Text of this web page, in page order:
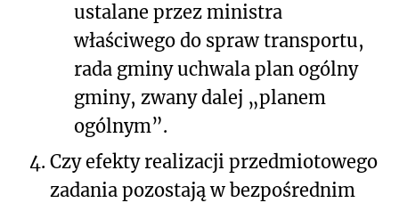
ustalane przez ministra
właściwego do spraw transportu,
rada gminy uchwala plan ogólny
gminy, zwany dalej „planem
ogólnym”.
4. Czy efekty realizacji przedmiotowego
zadania pozostają w bezpośrednim